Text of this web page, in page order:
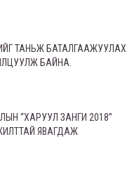
ТАНЬЖ БАТАЛГААЖУУЛАХ
БАЙНА.
“ХАРУУЛ ЗАНГИ 2018”
ЯВАГДАЖ